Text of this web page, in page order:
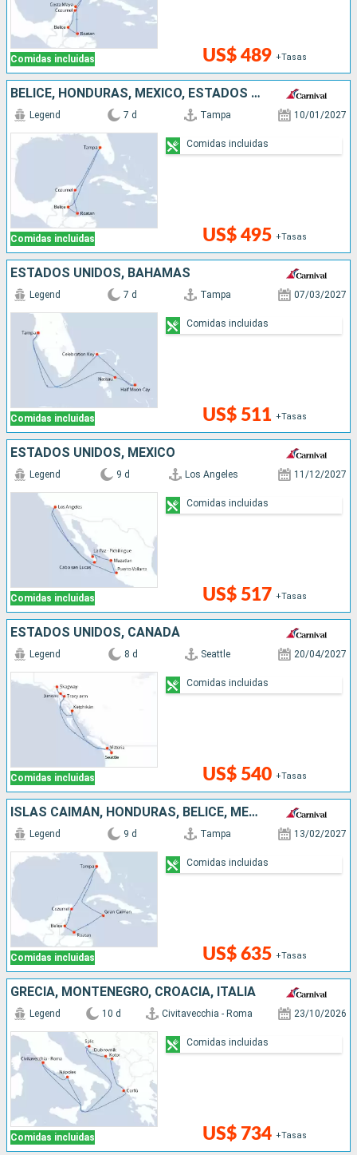
Comidas incluidas US$ 489 +Tasas
BELICE, HONDURAS, MÉXICO, ESTADOS UNIDOS
Comidas incluidas
Legend 7 d Tampa 10/01/2027
US$ 495 +Tasas
Comidas incluidas
ESTADOS UNIDOS, BAHAMAS
Comidas incluidas
Legend 7 d Tampa 07/03/2027
US$ 511 +Tasas
Comidas incluidas
ESTADOS UNIDOS, MÉXICO
Comidas incluidas
Legend 9 d Los Angeles 11/12/2027
US$ 517 +Tasas
Comidas incluidas
ESTADOS UNIDOS, CANADÁ
Comidas incluidas
Legend 8 d Seattle 20/04/2027
US$ 540 +Tasas
Comidas incluidas
ISLAS CAIMÁN, HONDURAS, BELICE, MÉXICO, ESTADOS UNIDOS
Comidas incluidas
Legend 9 d Tampa 13/02/2027
US$ 635 +Tasas
Comidas incluidas
GRECIA, MONTENEGRO, CROACIA, ITALIA
Comidas incluidas
Legend 10 d Civitavecchia - Roma 23/10/2026
US$ 734 +Tasas
Comidas incluidas